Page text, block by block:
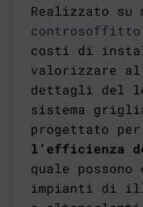
Realizzato su
costi di
valorizzare
dettagli del
sistema
progettato per
l’efficienza
quale
impianti di